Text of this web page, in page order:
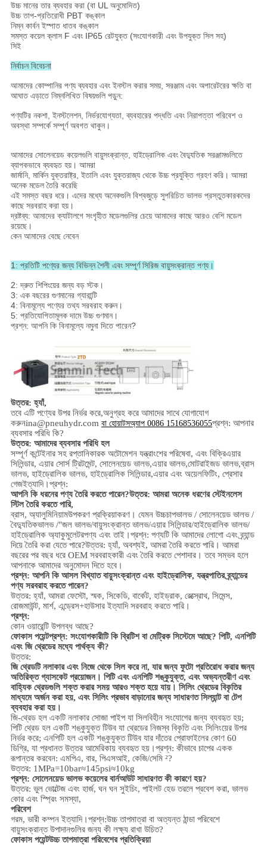
উচ্চ মানের তার ব্যবহার করা (বা UL অনুমোদিত)
উচ্চ তাপ-প্রতিরোধী PBT কঙ্কাল
নিম্ন কার্বন ইস্পাত ধাতব কঙ্কাল
সমস্ত কয়েল ক্লাস F এবং IP65 রেটযুক্ত (সংযোগকারী এবং উপযুক্ত সিল সহ)
সিই
নির্বাচন বিবেচনা
আমাদের কোম্পানির পণ্য ব্যবহার এবং ইনস্টল করার সময়, সরঞ্জাম এবং অপারেটরের ক্ষতি বা
আঘাত এড়াতে নিম্নলিখিত বিষয়গুলি পড়ুন:
পণ্যটির নকশা, ইনস্টলেশন, নির্ভরযোগ্যতা, ব্যবহারের পদ্ধতি এবং নিরাপত্তা পরিবেশ ও
অবস্থা সম্পর্কে সম্পূর্ণ অবগত থাকুন।
আমাদের সোলেনয়েড কয়েলগুলি বায়ুসংক্রান্ত, হাইড্রোলিক এবং বৈদ্যুতিক সরঞ্জামগুলিতে
ব্যাপকভাবে ব্যবহৃত হয়। আমরা
জার্মানি, মার্কিন যুক্তরাষ্ট্র, ইতালি এবং যুক্তরাজ্য থেকে উচ্চ প্রযুক্তি গ্রহণ করি। আমরা
অনেক মডেল তৈরি করেছি
এই সমস্ত বছর ধরে। এদের মধ্যে অনেকগুলি বিশ্বজুড়ে সুপরিচিত ভালভ প্রস্তুতকারকদের
কাছে সরবরাহ করা হয়।
দ্রষ্টব্য: আমাদের ক্যাটালগে সংগৃহীত মডেলগুলির চেয়ে আমাদের কাছে আরও বেশি মডেল
রয়েছে।
কেন আমাদের বেছে নেবেন
1: প্রতিটি পণ্যের জন্য বিভিন্ন শৈলী এবং সম্পূর্ণ সিরিজ বায়ুসংক্রান্ত পণ্য।
2: দ্রুত শিপিংয়ের জন্য বড় স্টক।
3: এক বছরের গুণমানের গ্যারান্টি
4: বিনামূল্যে পণ্যের তথ্য সরবরাহ করুন।
5: প্রতিযোগিতামূলক দামে উচ্চ গুণমান।
প্রশ্ন: আপনি কি বিনামূল্যে নমুনা দিতে পারেন?
উত্তর: হ্যাঁ,
তবে এটি পণ্যের উপর নির্ভর করে,অনুগ্রহ করে আমাদের সাথে যোগাযোগ
করুনina@pneuhydr.com বা হোয়াটসঅ্যাপ 0086 15168536055প্রশ্ন: আপনার
ব্যবসার পরিধি কি?
উত্তর: আমাদের ব্যবসার পরিধি হল
সম্পূর্ণ কন্টেইনার সহ রপ্তানিকারক অটোমেশন যন্ত্রাংশের পরিষেবা, এবং বিক্রিএয়ার
সিলিন্ডার, এয়ার সোর্স ট্রিটমেন্ট, সোলেনয়েড ভালভ,এয়ার ভালভ,মোটরাইজড ভালভ,ব্রাস
ভালভ, হাইড্রোলিক ভালভ, হাইড্রোলিক সিলিন্ডার,এয়ার এবং অয়েলফিটিং, প্রেসার
গেজইত্যাদি।প্রশ্ন:
আপনি কি ধরনের পণ্য তৈরি করতে পারেন?উত্তর: আমরা অনেক ধরণের স্টেইনলেস
স্টিল তৈরি করতে পারি,
ব্রাস, অ্যালুমিনিয়ামউপকরণ প্রক্রিয়াকরণ। যেমন উচ্চচাপভালভ / সোলেনয়েড ভালভ /
বৈদ্যুতিকভালভ /"জল ভালভ/বায়ুসংক্রান্ত ভালভ/এয়ার সিলিন্ডার/হাইড্রোলিক ভালভ/
হাইড্রোলিক অ্যাকুমুলেটরপণ্য এবং তাই।প্রশ্ন: পণ্যটি কি আমাদের লোগো এবং ব্র্যান্ড
দিয়ে তৈরি করা যেতে পারে?উত্তর: হ্যাঁ, অবশ্যই, আমরা তৈরি করতে পারি। আমরা
বছরের পর বছর ধরে OEM সরবরাহকারী এবং তৈরি করতে পেশাদার। তবে সম্ভব হলে
আপনাকে আমাদের অনুমোদন দিতে হবে।
প্রশ্ন: আপনি কি আসল বিখ্যাত বায়ুসংক্রান্ত এবং হাইড্রোলিক, যন্ত্রপাতির ব্র্যান্ডের
পণ্য সরবরাহ করতে পারেন?
উত্তর: হ্যাঁ, আমরা ফেস্টো, স্মক, সিকেডি, বার্কেট, হাইড্রাক, রেক্স্রোথ, সিমেন্স,
রোজমাউন্ট, মার্শ, এন্ড্রেস+হাউসার ইত্যাদি সরবরাহ করতে পারি।
প্রশ্ন:
কোন ওয়ারেন্টি উপলব্ধ আছে?
ফোকাস পয়েন্টপ্রশ্ন: সংযোগকারীটি কি ব্রিটিশ বা মেট্রিক সিস্টেমে আছে? পিটি, এনপিটি
এবং জি থ্রেডের মধ্যে পার্থক্য কী?
উত্তর:
জি থ্রেডটি নলাকার এবং নিজে থেকে সিল করে না, যার জন্য ফুটো প্রতিরোধ করার জন্য
অতিরিক্ত গ্যাসকেট প্রয়োজন। পিটি এবং এনপিটি শঙ্কুযুক্ত, এবং অভ্যন্তরীণ এবং
বাহ্যিক থ্রেডগুলি শক্ত করার সময় আরও শক্ত হয়ে যায়। সিলিং থ্রেডের বিকৃতির
মাধ্যমে অর্জন করা হয়, এবং সিলিং প্রভাব বাড়ানোর জন্য সাধারণত সিল্যান্ট বা টেপ
ব্যবহার করা হয়।
জি-থ্রেড হল একটি নলাকার সোজা পাইপ যা সিলবিহীন সংযোগের জন্য ব্যবহৃত হয়;
পিটি থ্রেড হল একটি শঙ্কুযুক্ত টিউব যা থ্রেডের নিজস্ব বিকৃতি এবং সিলিংয়ের উপর
নির্ভর করে; এনপিটি হল একটি শঙ্কুযুক্ত টিউব যার দাঁতের প্রোফাইলের কোণ 60
ডিগ্রি, যা প্রধানত উত্তর আমেরিকায় ব্যবহৃত হয়।প্রশ্ন: কীভাবে চাপের একক
রূপান্তর করবেন: এমপিএ, বার, পিএসআই, কেজি/সেমি ²?
উত্তর: 1MPa=10bar≈145psi≈10kg
প্রশ্ন: সোলেনয়েড ভালভ কয়েলের বার্নআউট সাধারণত কী কারণে হয়?
উত্তর: ভুল ভোল্টেজ এবং হার্জ, ঘন ঘন সুইচিং, পাইলট হেড তরলে প্রবেশ করা, ভালভ
কোর এবং স্প্রিং সমস্যা,
পরিবেশ
গরম, ভারী কম্পন ইত্যাদি।প্রশ্ন:উচ্চ তাপমাত্রা বা অত্যন্ত ঠান্ডা পরিবেশে
বায়ুসংক্রান্ত উপাদানগুলির জন্য কী লক্ষ্য রাখা উচিত?
ফোকাস পয়েন্টউচ্চ তাপমাত্রা পরিবেশের প্রতিক্রিয়া